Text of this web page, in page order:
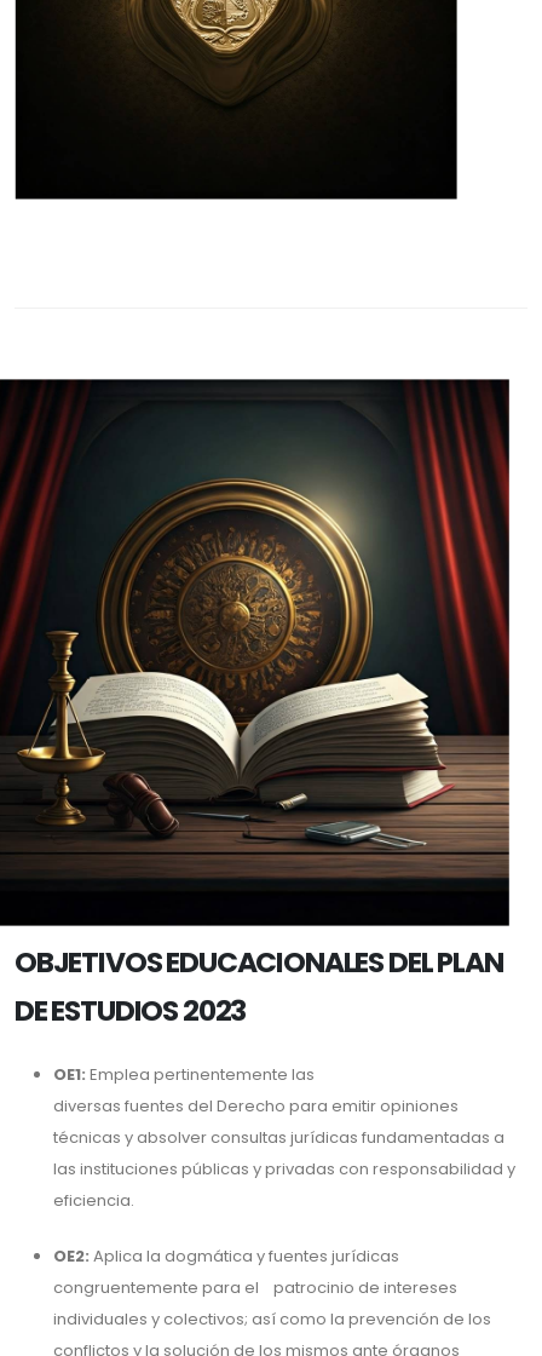
OBJETIVOS EDUCACIONALES DEL PLAN
DE ESTUDIOS 2023
OE1: Emplea pertinentemente las
diversas fuentes del Derecho para emitir opiniones
técnicas y absolver consultas jurídicas fundamentadas a
las instituciones públicas y privadas con responsabilidad y
eficiencia.
OE2: Aplica la dogmática y fuentes jurídicas
congruentemente para el patrocinio de intereses
individuales y colectivos; así como la prevención de los
conflictos y la solución de los mismos ante órganos